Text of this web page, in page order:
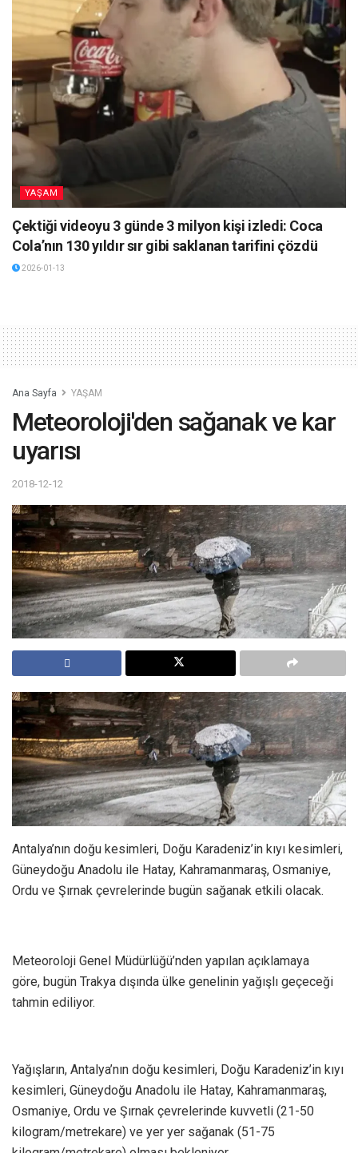
YAŞAM
Çektiği videoyu 3 günde 3 milyon kişi izledi: Coca
Cola’nın 130 yıldır sır gibi saklanan tarifini çözdü
2026-01-13
Ana Sayfa YAŞAM
Meteoroloji'den sağanak ve kar
uyarısı
2018-12-12
Antalya’nın doğu kesimleri, Doğu Karadeniz’in kıyı kesimleri,
Güneydoğu Anadolu ile Hatay, Kahramanmaraş, Osmaniye,
Ordu ve Şırnak çevrelerinde bugün sağanak etkili olacak.
Meteoroloji Genel Müdürlüğü’nden yapılan açıklamaya
göre, bugün Trakya dışında ülke genelinin yağışlı geçeceği
tahmin ediliyor.
Yağışların, Antalya’nın doğu kesimleri, Doğu Karadeniz’in kıyı
kesimleri, Güneydoğu Anadolu ile Hatay, Kahramanmaraş,
Osmaniye, Ordu ve Şırnak çevrelerinde kuvvetli (21-50
kilogram/metrekare) ve yer yer sağanak (51-75